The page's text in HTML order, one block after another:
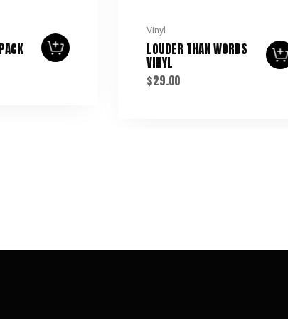
Vinyl
LOUDER THAN WORDS
VINYL
$29.00